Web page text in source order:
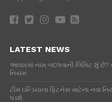
LATEST NEWS
આધારમાં નામ બદલવાની લિમિટ શું
નિયમ
ટીમ ઇન્ડિયાના ફિટનેસ માટેના નવા
પડશે